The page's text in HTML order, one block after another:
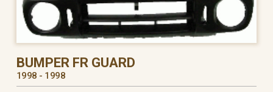
BUMPER FR GUARD
1998 - 1998